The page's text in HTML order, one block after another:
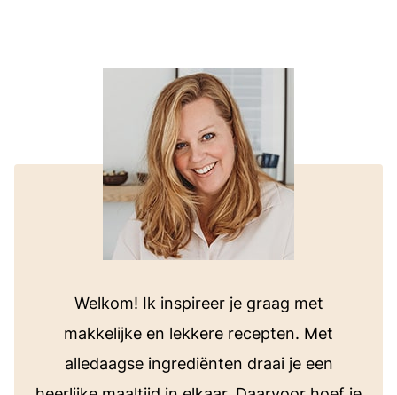
Welkom! Ik inspireer je graag met
makkelijke en lekkere recepten. Met
alledaagse ingrediënten draai je een